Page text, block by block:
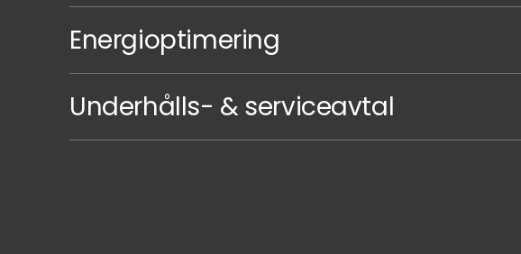
Energioptimering
Underhålls- & serviceavtal